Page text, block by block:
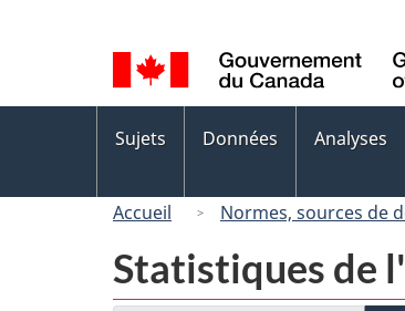
de
la
langue
des
Sujets Données Analyses
Accueil Normes, sources de
Statistiques de